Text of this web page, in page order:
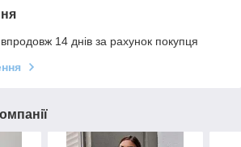
14 днів за рахунок покупця